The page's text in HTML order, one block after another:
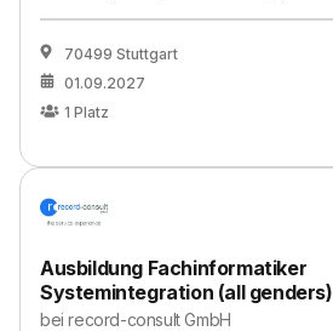
70499 Stuttgart
01.09.2027
1 Platz
Ausbildung Fachinformatiker
Systemintegration (all genders)
beirecord-consult GmbH